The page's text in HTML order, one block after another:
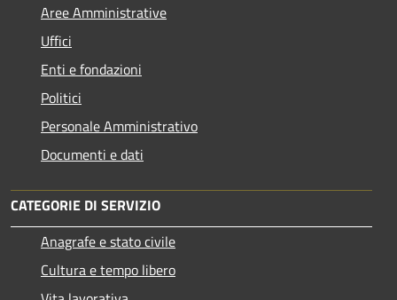
Aree Amministrative
Uffici
Enti e fondazioni
Politici
Personale Amministrativo
Documenti e dati
CATEGORIE DI SERVIZIO
Anagrafe e stato civile
Cultura e tempo libero